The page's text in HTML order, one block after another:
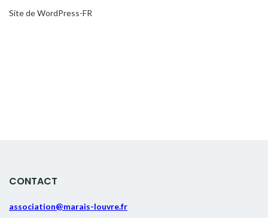
Site de WordPress-FR
CONTACT
association@marais-louvre.fr